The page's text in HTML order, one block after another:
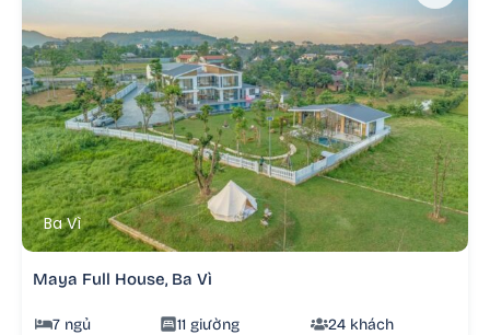
Ba Vì
Maya Full House, Ba Vì
7 ngủ 11 giường 24 khách